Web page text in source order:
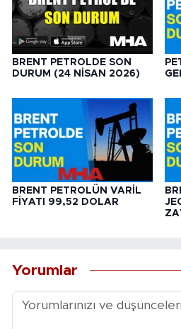
BRENT PETROLDE SON
DURUM (24 NİSAN 2026)
BRENT PETROLÜN VARİL
FİYATI 99,52 DOLAR
Yorumlar